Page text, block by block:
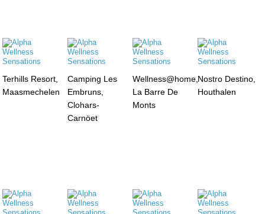
Terhills Resort,
Maasmechelen
Camping Les
Embruns,
Clohars-
Carnöet
Wellness@home,
La Barre De
Monts
Nostro Destino,
Houthalen